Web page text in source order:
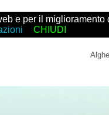
e per il
CHIUDI